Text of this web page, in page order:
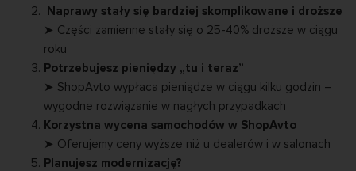
️ Naprawy stały się bardziej skomplikowane i droższe
➤ Części zamienne stały się o 25-40% droższe w ciągu
roku
Potrzebujesz pieniędzy „tu i teraz”
➤ ShopAvto wypłaca pieniądze w ciągu kilku godzin –
wygodne rozwiązanie w nagłych przypadkach
Korzystna wycena samochodów w ShopAvto
➤ Oferujemy ceny wyższe niż u dealerów i w salonach
Planujesz modernizację?